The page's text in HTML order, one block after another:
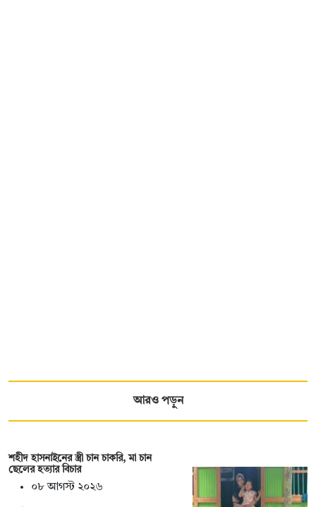
আরও পড়ুন
শহীদ হাসনাইনের স্ত্রী চান চাকরি, মা চান
ছেলের হত্যার বিচার
০৮ আগস্ট ২০২৬